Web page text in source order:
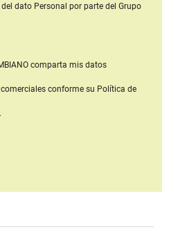
dato Personal por parte del Grupo
comparta mis datos
conforme su Política de